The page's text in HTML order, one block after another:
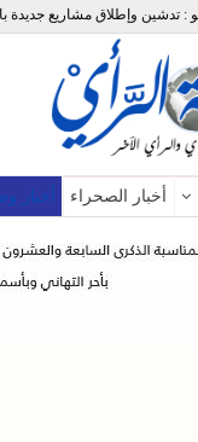
أخبار الصحراء أخبار